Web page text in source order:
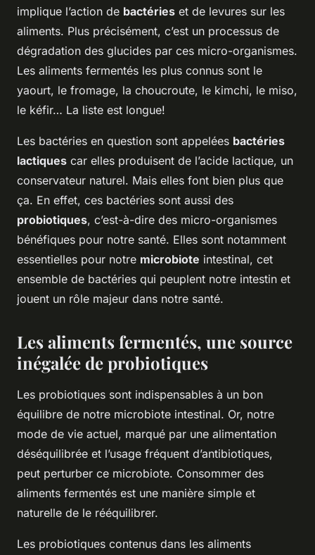
implique l’action de bactéries et de levures sur les
aliments. Plus précisément, c’est un processus de
dégradation des glucides par ces micro-organismes.
Les aliments fermentés les plus connus sont le
yaourt, le fromage, la choucroute, le kimchi, le miso,
le kéfir… La liste est longue!
Les bactéries en question sont appelées bactéries
lactiques car elles produisent de l’acide lactique, un
conservateur naturel. Mais elles font bien plus que
ça. En effet, ces bactéries sont aussi des
probiotiques, c’est-à-dire des micro-organismes
bénéfiques pour notre santé. Elles sont notamment
essentielles pour notre microbiote intestinal, cet
ensemble de bactéries qui peuplent notre intestin et
jouent un rôle majeur dans notre santé.
Les aliments fermentés, une source
inégalée de probiotiques
Les probiotiques sont indispensables à un bon
équilibre de notre microbiote intestinal. Or, notre
mode de vie actuel, marqué par une alimentation
déséquilibrée et l’usage fréquent d’antibiotiques,
peut perturber ce microbiote. Consommer des
aliments fermentés est une manière simple et
naturelle de le rééquilibrer.
Les probiotiques contenus dans les aliments